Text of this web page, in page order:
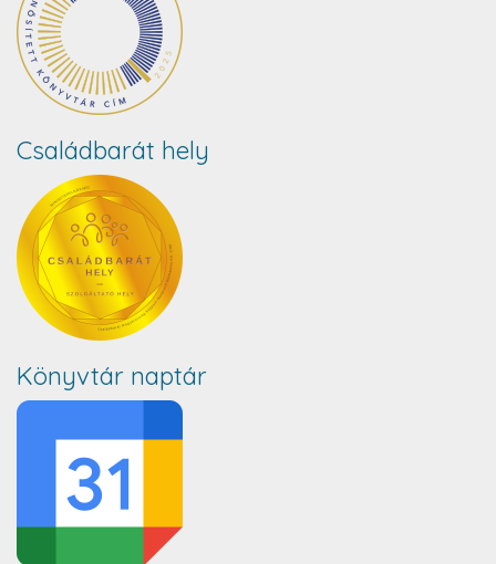
Családbarát hely
Könyvtár naptár